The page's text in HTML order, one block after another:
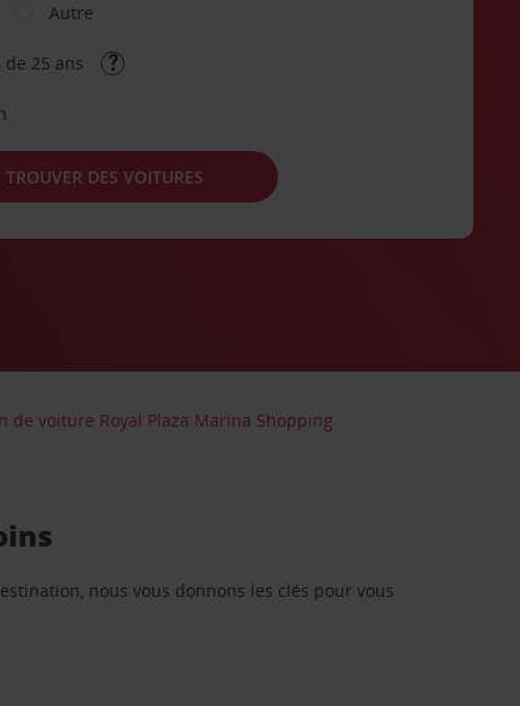
Autre
25 ans
TROUVER DES VOITURES
de voiture Royal Plaza Marina Shopping
nous vous donnons les clés pour vous